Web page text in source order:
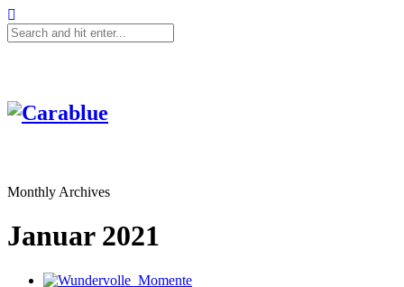
Monthly Archives
Januar 2021